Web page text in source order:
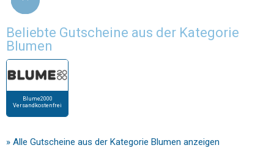
Beliebte Gutscheine aus der Kategorie
Blumen
Blume2000
Versandkostenfrei
» Alle Gutscheine aus der Kategorie Blumen anzeigen